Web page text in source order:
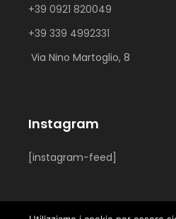
+39 0921 820049
+39 339 4992331
Via Nino Martoglio, 8
Instagram
[instagram-feed]